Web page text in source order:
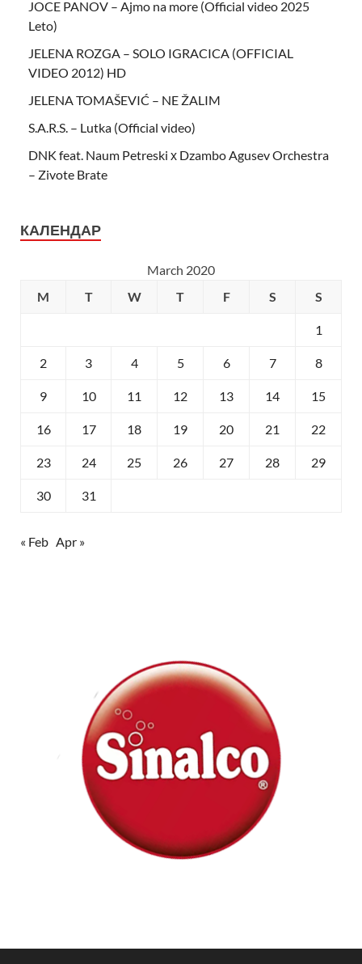
JOCE PANOV – Ajmo na more (Official video 2025
Leto)
JELENA ROZGA – SOLO IGRACICA (OFFICIAL
VIDEO 2012) HD
JELENA TOMAŠEVIĆ – NE ŽALIM
S.A.R.S. – Lutka (Official video)
DNK feat. Naum Petreski х Dzambo Agusev Orchestra
– Zivote Brate
КАЛЕНДАР
March 2020
M
T W T F S S
1
2 3 4 5 6 7 8
9 10 11 12 13 14 15
16 17 18 19 20 21 22
23 24 25 26 27 28 29
30 31
« Feb Apr »